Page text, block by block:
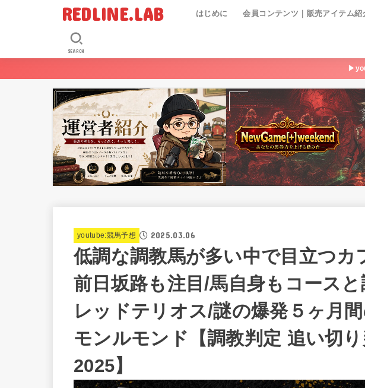
REDLINE.LAB はじめに 会員コンテンツ｜販売アイテム紹
SEARCH
youtube:競馬予想 2025.03.06
低調な調教馬が多い中で目立つカ
前日坂路も注目/馬自身もコース
レッドテリオス/謎の爆発５ヶ月
モンルモンド【調教判定 追い切
2025】